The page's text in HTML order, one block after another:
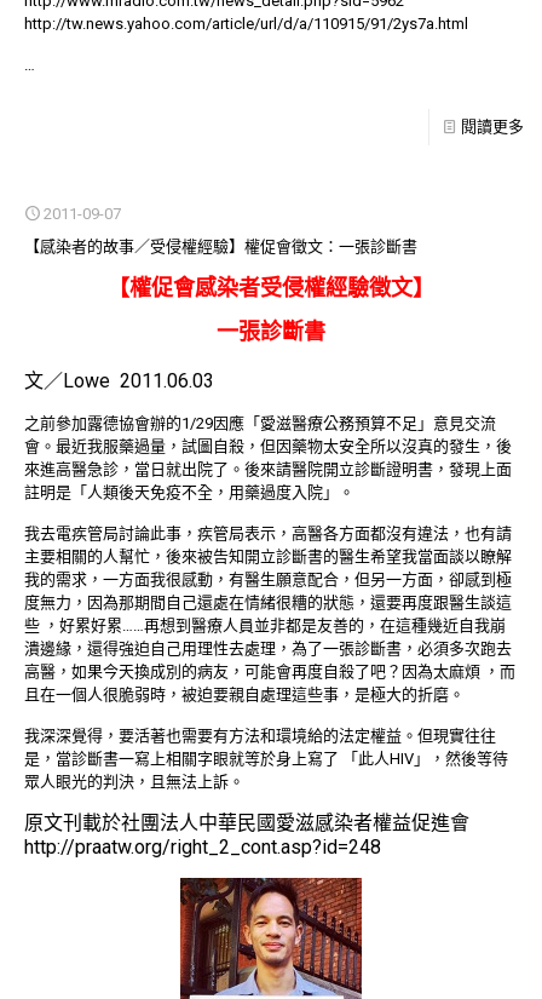
http://tw.news.yahoo.com/article/url/d/a/110915/91/2ys7a.html
…
閱讀更多
2011-09-07
【感染者的故事／受侵權經驗】權促會徵文：一張診斷書
【權促會感染者受侵權經驗徵文】
一張診斷書
文／Lowe 2011.06.03
之前參加露德協會辦的1/29因應「愛滋醫療公務預算不足」意見交流
會。最近我服藥過量，試圖自殺，但因藥物太安全所以沒真的發生，後
來進高醫急診，當日就出院了。後來請醫院開立診斷證明書，發現上面
註明是「人類後天免疫不全，用藥過度入院」。
我去電疾管局討論此事，疾管局表示，高醫各方面都沒有違法，也有請
主要相關的人幫忙，後來被告知開立診斷書的醫生希望我當面談以瞭解
我的需求，一方面我很感動，有醫生願意配合，但另一方面，卻感到極
度無力，因為那期間自己還處在情緒很糟的狀態，還要再度跟醫生談這
些 ，好累好累……再想到醫療人員並非都是友善的，在這種幾近自我崩
潰邊緣，還得強迫自己用理性去處理，為了一張診斷書，必須多次跑去
高醫，如果今天換成別的病友，可能會再度自殺了吧？因為太麻煩 ，而
且在一個人很脆弱時，被迫要親自處理這些事，是極大的折磨。
我深深覺得，要活著也需要有方法和環境給的法定權益。但現實往往
是，當診斷書一寫上相關字眼就等於身上寫了 「此人HIV」，然後等待
眾人眼光的判決，且無法上訴。
原文刊載於社團法人中華民國愛滋感染者權益促進會
http://praatw.org/right_2_cont.asp?id=248